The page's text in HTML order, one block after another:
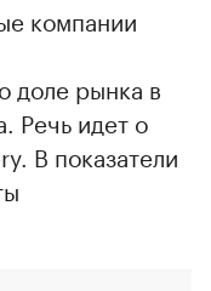
компании
доле рынка в
Речь идет о
В показатели